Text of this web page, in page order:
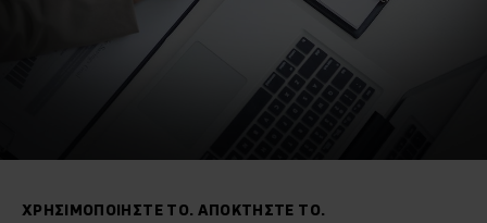
ΧΡΗΣΙΜΟΠΟΙΉΣΤΕ ΤΟ. ΑΠΟΚΤΉΣΤΕ ΤΟ.